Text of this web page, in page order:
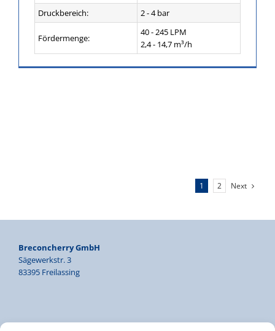
Druckbereich:
2 - 4 bar
Fördermenge:
40 - 245 LPM
2,4 - 14,7 m³/h
1 2 Next
Breconcherry GmbH
Sägewerkstr. 3
83395 Freilassing